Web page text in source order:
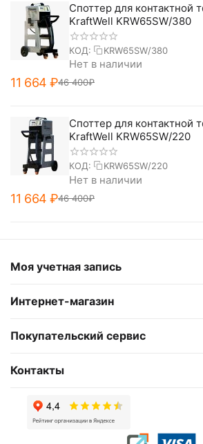
Споттер для контактной
KraftWell KRW65SW/380
КОД: KRW65SW/380
Нет в наличии
11 664 ₽46 400₽
Споттер для контактной
KraftWell KRW65SW/220
КОД: KRW65SW/220
Нет в наличии
11 664 ₽46 400₽
Моя учетная запись
Интернет-магазин
Покупательский сервис
Контакты